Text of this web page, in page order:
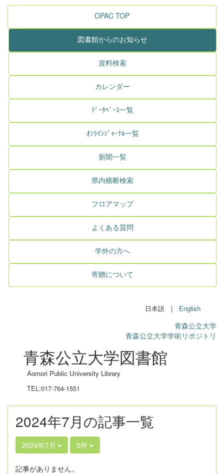
OPAC TOP
図書館からのお知らせ
資料検索
カレンダー
ﾃﾞｰﾀﾍﾞｰｽ一覧
ｵﾝﾗｲﾝｼﾞｬｰﾅﾙ一覧
新聞一覧
県内横断検索
フロアマップ
よくある質問
学外の方へ
寄贈について
日本語 | English
青森公立大学
青森公立大学学術リポジトリ
青森公立大学図書館
Aomori Public University Library
TEL:017-764-1551
2024年7月の記事一覧
2024年7月 5件
記事がありません。